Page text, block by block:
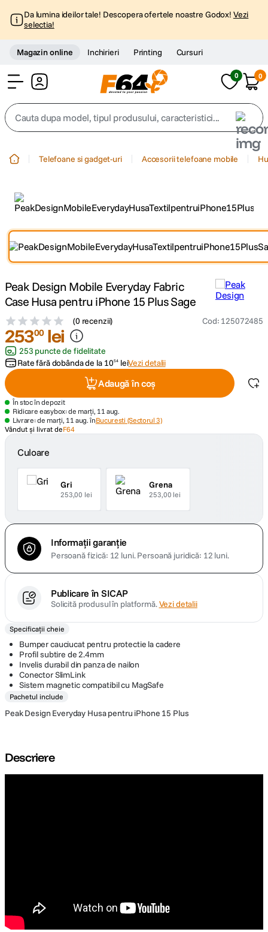
Da lumina ideilor tale! Descopera ofertele noastre Godox! Vezi
selectia!
Magazin online Inchirieri Printing Cursuri
0 0
Cauta dupa model, tipul produsului, caracteristici...
2. trepied
4. peak design
canon sx740 hs
6. lavaliera
7. card memorie
dji mic mini
9. dji osmo
Telefoane si gadget-uri Accesorii telefoane mobile
Peak Design Mobile Everyday Fabric
Case Husa pentru iPhone 15 Plus Sage
(0 recenzii) Cod: 125072485
25300 lei
253 puncte de fidelitate
Rate fără dobânda de la 1054 leiVezi detalii
Adaugă în coș
În stoc în depozit
Ridicare easybox: de marți, 11 aug.
Livrare: de marți, 11 aug. înBucuresti (Sectorul 3)
Vândut și livrat deF64
Culoare
Gri
253,00 lei
Grena
253,00 lei
Informații garanție
Persoană fizică: 12 luni.Persoană juridică: 12 luni.
Publicare în SICAP
Solicită produsul în platformă.Vezi detalii
Specificații cheie
Bumper cauciucat pentru protectie la cadere
Profil subtire de 2.4mm
Invelis durabil din panza de nailon
Conector SlimLink
Sistem magnetic compatibil cu MagSafe
Pachetul include
Peak Design Everyday Husa pentru iPhone 15 Plus
Descriere